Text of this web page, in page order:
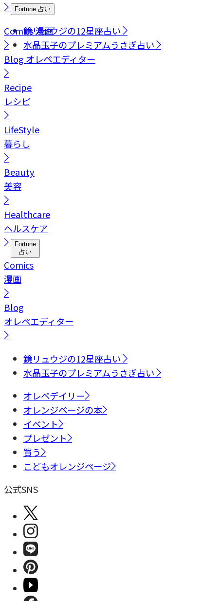
Fortune 占い
鏡リュウジの12星座占い
水晶玉子のプレミアムうさぎ占い
Comics漫画
Blog オレペエディター
Recipe
レシピ
LifeStyle
暮らし
Beauty
美容
Healthcare
ヘルスケア
Fortune
占い
Comics
漫画
Blog
オレペエディター
鏡リュウジの12星座占い
水晶玉子のプレミアムうさぎ占い
オレペデイリー
オレンジページの本
イベント
プレゼント
買う
こどもオレンジページ
公式SNS